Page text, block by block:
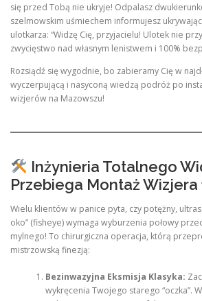
się przed Tobą nie ukryje! Odpalasz
szelmowskim uśmiechem informujesz
ulotkarza: “Widzę Cię, przyjacielu! Ulotek nie
zwycięstwo nad własnym lenistwem i 100%
Rozsiądź się wygodnie, bo zabieramy Cię w
wyczerpującą i nasyconą wiedzą podróż po
wizjerów na Mazowszu!
Inżynieria Totalnego
Przebiega Montaż Wizjera
Wielu klientów w panice pyta, czy potężny,
oko” (fisheye) wymaga wyburzenia połowy
mylnego! To chirurgiczna operacja, którą
mistrzowską finezją:
Bezinwazyjna Eksmisja Klasyka:
wykręcenia Twojego starego “oczka”.